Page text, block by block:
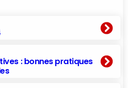
: bonnes pratiques